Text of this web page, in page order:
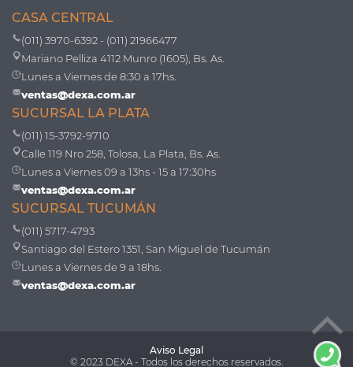
CASA CENTRAL
(011) 3970-6392 - (011) 21966477
Mariano Pelliza 4112 Munro (1605), Bs. As.
Lunes a Viernes de 8:30 a 17hs.
ventas@dexa.com.ar
SUCURSAL LA PLATA
(011) 15-3792-9710
Calle 119 Nro 258, Tolosa, La Plata, Bs. As.
Lunes a Viernes 09 a 13hs - 15 a 17:30hs
ventas@dexa.com.ar
SUCURSAL TUCUMÁN
(011) 5717-4793
Santiago del Estero 1351, San Miguel de Tucumán
Lunes a Viernes de 9 a 18hs.
ventas@dexa.com.ar
Aviso Legal
© 2023 DEXA - Todos los derechos reservados.